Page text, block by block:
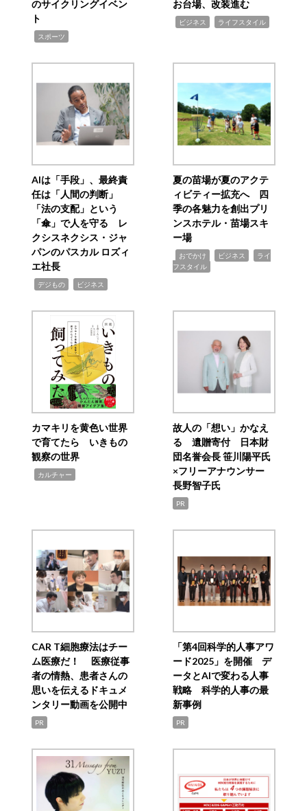
のサイクリングイベン
ト
スポーツ
お台場、改装進む
ビジネス ライフスタイル
AIは「手段」、最終責
任は「人間の判断」
「法の支配」という
「傘」で人を守る レ
クシスネクシス・ジャ
パンのパスカル ロズィ
エ社長
デジもの ビジネス
夏の苗場が夏のアクテ
ィビティー拡充へ 四
季の各魅力を創出プリ
ンスホテル・苗場スキ
ー場
おでかけ ビジネス
ライ
フスタイル
カマキリを黄色い世界
で育てたら いきもの
観察の世界
カルチャー
故人の「想い」かなえ
る 遺贈寄付 日本財
団名誉会長 笹川陽平氏
×フリーアナウンサー
長野智子氏
PR
CAR T細胞療法はチー
ム医療だ！ 医療従事
者の情熱、患者さんの
思いを伝えるドキュメ
ンタリー動画を公開中
PR
「第4回科学的人事アワ
ード2025」を開催 デ
ータとAIで変わる人事
戦略 科学的人事の最
新事例
PR